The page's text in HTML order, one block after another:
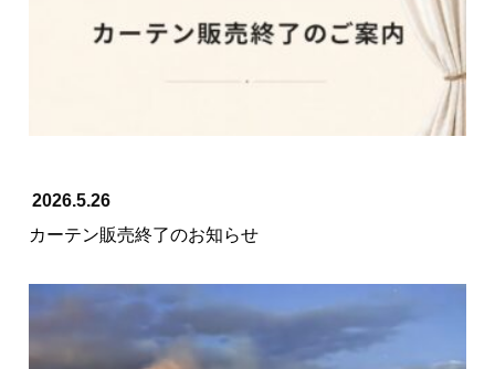
2026.5.26
カーテン販売終了のお知らせ